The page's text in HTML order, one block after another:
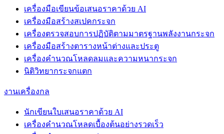
เครื่องมือเขียนข้อเสนอราคาด้วย AI
เครื่องมือสร้างสเปคกระจก
เครื่องตรวจสอบการปฏิบัติตามมาตรฐานพลังงานกระจก
เครื่องมือสร้างตารางหน้าต่างและประตู
เครื่องคำนวณโหลดลมและความหนากระจก
นิติวิทยากระจกแตก
งานเครื่องกล
นักเขียนใบเสนอราคาด้วย AI
เครื่องคำนวณโหลดเบื้องต้นอย่างรวดเร็ว